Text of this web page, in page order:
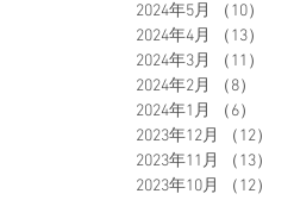
2024年5月
（10）
2024年4月
（13）
2024年3月
（11）
2024年2月
（8）
2024年1月
（6）
2023年12月
（12）
2023年11月
（13）
2023年10月
（12）